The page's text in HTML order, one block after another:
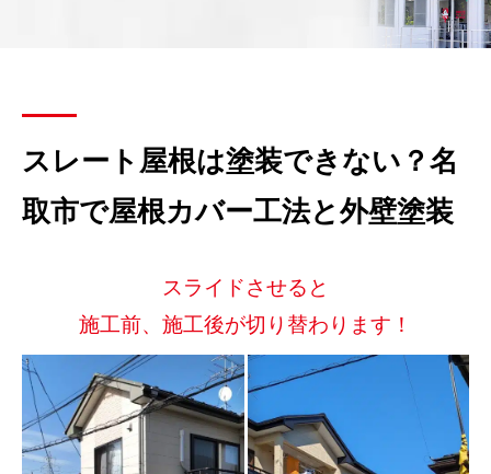
スレート屋根は塗装できない？名
取市で屋根カバー工法と外壁塗装
スライドさせると
施工前、施工後が切り替わります！